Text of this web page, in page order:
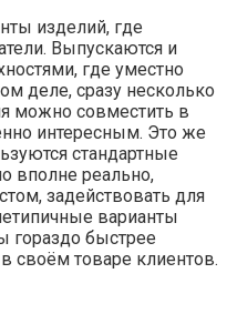
изделий, где
Выпускаются и
где уместно
деле, сразу несколько
можно совместить в
интересным. Это же
стандартные
вполне реально,
задействовать для
варианты
гораздо быстрее
своём товаре клиентов.